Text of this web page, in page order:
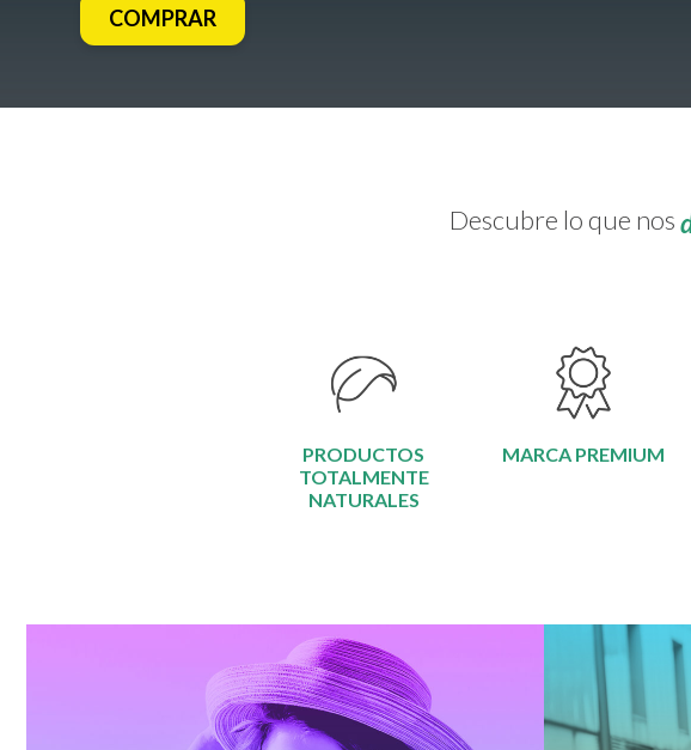
COMPRAR
Descubre lo que nos
PRODUCTOS
TOTALMENTE
NATURALES
MARCA PREMIUM